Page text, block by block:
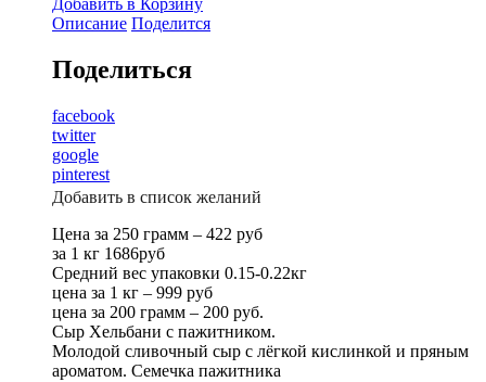
Добавить в Корзину
Описание Поделится
Поделиться
facebook
twitter
google
pinterest
Добавить в список желаний
Цена за 250 грамм – 422 руб
за 1 кг 1686руб
Средний вес упаковки 0.15-0.22кг
цена за 1 кг – 999 руб
цена за 200 грамм – 200 руб.
Сыр Хельбани с пажитником.
Молодой сливочный сыр с лёгкой кислинкой и пряным
ароматом. Семечка пажитника